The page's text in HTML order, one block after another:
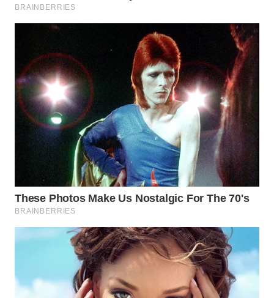
WN
WN
DEPOK
WN
TAPANULI
UTARA
WN
SAMOSIR
WN
SUMEDANG